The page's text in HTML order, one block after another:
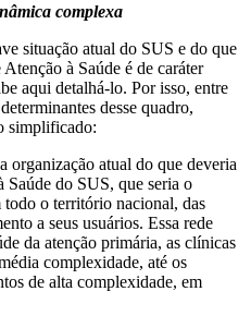
complexa
situação atual do SUS e do que
à Saúde é de caráter
aqui detalhá-lo. Por isso, entre
desse quadro,
simplificado:
organização atual do que deveria
Saúde do SUS, que seria o
o território nacional, das
a seus usuários. Essa rede
da atenção primária, as clínicas
complexidade, até os
de alta complexidade, em